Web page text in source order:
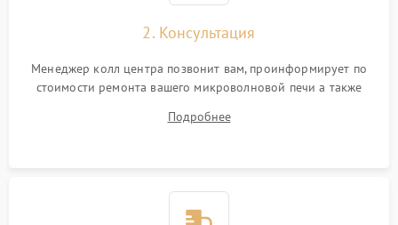
2. Консультация
Менеджер колл центра позвонит вам, проинформирует по
стоимости ремонта вашего микроволновой печи а также
Подробнее